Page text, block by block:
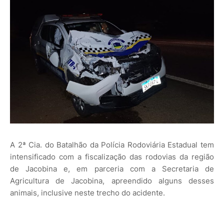
A 2ª Cia. do Batalhão da Polícia Rodoviária Estadual tem
intensificado com a fiscalização das rodovias da região
de Jacobina e, em parceria com a Secretaria de
Agricultura de Jacobina, apreendido alguns desses
animais, inclusive neste trecho do acidente.